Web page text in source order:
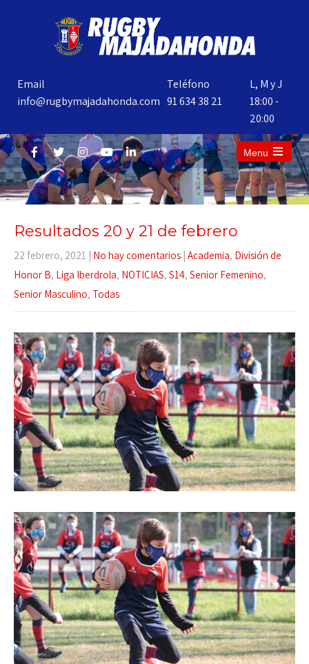
Email
info@rugbymajadahonda.com
Teléfono
91 634 38 21
L, M y J
18:00 -
20:00
Menu
Resultados 20 y 21 de febrero
22 febrero, 2021 | No hay comentarios | Academia, División de
Honor B, Liga Iberdrola, NOTICIAS, S14, Senior Femenino,
Senior Masculino, Todas